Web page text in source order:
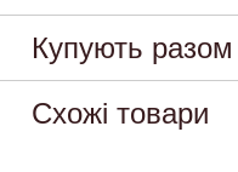
Купують разом
Схожі товари